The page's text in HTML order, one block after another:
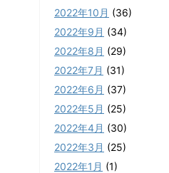
2022年10月 (36)
2022年9月 (34)
2022年8月 (29)
2022年7月 (31)
2022年6月 (37)
2022年5月 (25)
2022年4月 (30)
2022年3月 (25)
2022年1月 (1)